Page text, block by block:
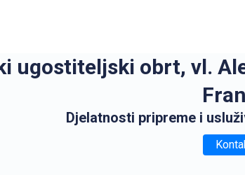
ugostiteljski obrt, vl.
Djelatnosti pripreme i